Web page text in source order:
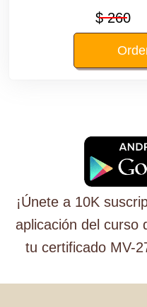
$ 260
¡Únete a 10K
aplicación del curso
tu certificado MV-